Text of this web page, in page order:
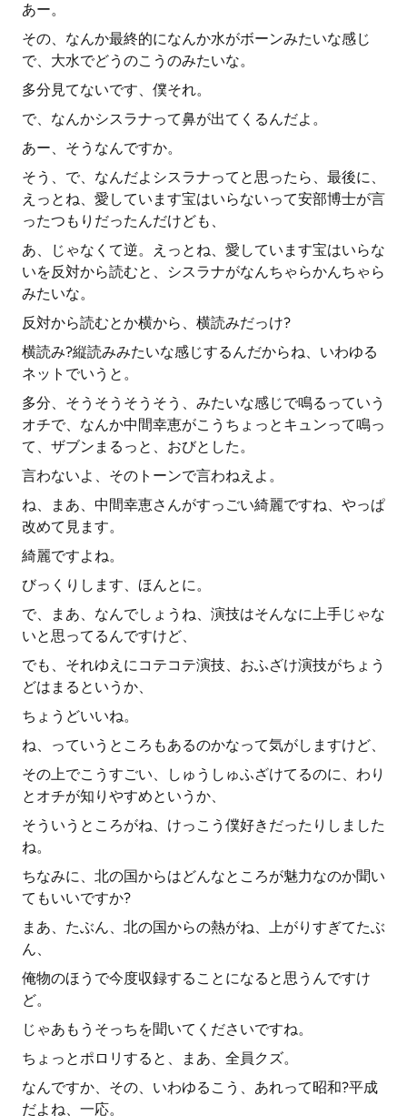
あー。
その、なんか最終的になんか水がボーンみたいな感じ
で、大水でどうのこうのみたいな。
多分見てないです、僕それ。
で、なんかシスラナって鼻が出てくるんだよ。
あー、そうなんですか。
そう、で、なんだよシスラナってと思ったら、最後に、
えっとね、愛しています宝はいらないって安部博士が言
ったつもりだったんだけども、
あ、じゃなくて逆。えっとね、愛しています宝はいらな
いを反対から読むと、シスラナがなんちゃらかんちゃら
みたいな。
反対から読むとか横から、横読みだっけ?
横読み?縦読みみたいな感じするんだからね、いわゆる
ネットでいうと。
多分、そうそうそうそう、みたいな感じで鳴るっていう
オチで、なんか中間幸恵がこうちょっとキュンって鳴っ
て、ザブンまるっと、おびとした。
言わないよ、そのトーンで言わねえよ。
ね、まあ、中間幸恵さんがすっごい綺麗ですね、やっぱ
改めて見ます。
綺麗ですよね。
びっくりします、ほんとに。
で、まあ、なんでしょうね、演技はそんなに上手じゃな
いと思ってるんですけど、
でも、それゆえにコテコテ演技、おふざけ演技がちょう
どはまるというか、
ちょうどいいね。
ね、っていうところもあるのかなって気がしますけど、
その上でこうすごい、しゅうしゅふざけてるのに、わり
とオチが知りやすめというか、
そういうところがね、けっこう僕好きだったりしました
ね。
ちなみに、北の国からはどんなところが魅力なのか聞い
てもいいですか?
まあ、たぶん、北の国からの熱がね、上がりすぎてたぶ
ん、
俺物のほうで今度収録することになると思うんですけ
ど。
じゃあもうそっちを聞いてくださいですね。
ちょっとポロリすると、まあ、全員クズ。
なんですか、その、いわゆるこう、あれって昭和?平成
だよね、一応。